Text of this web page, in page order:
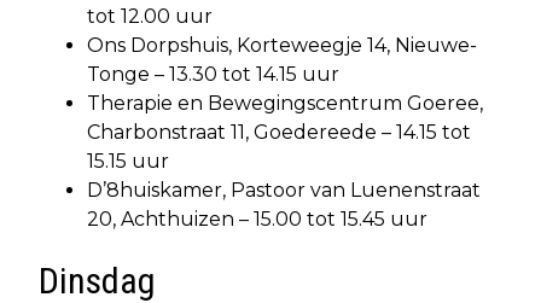
tot 12.00 uur
Ons Dorpshuis, Korteweegje 14, Nieuwe-
Tonge – 13.30 tot 14.15 uur
Therapie en Bewegingscentrum Goeree,
Charbonstraat 11, Goedereede – 14.15 tot
15.15 uur
D’8huiskamer, Pastoor van Luenenstraat
20, Achthuizen – 15.00 tot 15.45 uur
Dinsdag